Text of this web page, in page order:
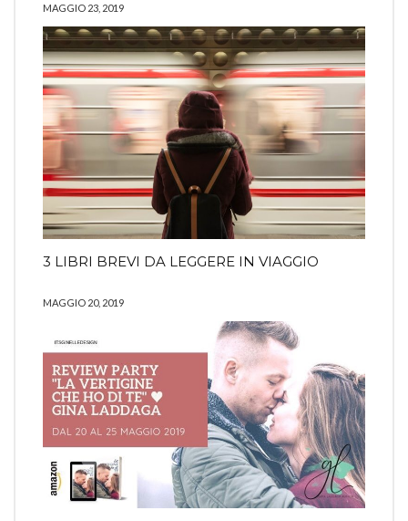
MAGGIO 23, 2019
3 LIBRI BREVI DA LEGGERE IN VIAGGIO
MAGGIO 20, 2019